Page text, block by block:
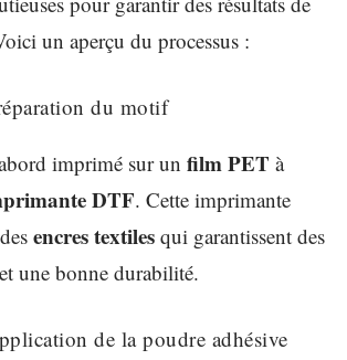
un aperçu du processus :
du motif
imprimé sur un film PET à
DTF. Cette imprimante
encres textiles qui garantissent des
une bonne durabilité.
de la poudre adhésive